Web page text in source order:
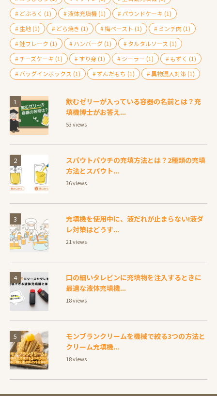
どぶろく (1) 液体充填機(1) パウンドケーキ (1)
生地(1) どら焼き (1) 梅ペースト (1) ミンチ肉(1)
鮭フレーク (1) ハンバーグ(1) タルタルソース (1)
チーズケーキ (1) すり身(1) シーラー (1) もずく (1)
バッグインボックス (1) ずんだもち (1) 異物混入対策(1)
飲むゼリーが入っている容器の名前とは？充
填機博士がお答え...
53 views
スパウトパウチの充填方法とは？2種類の充填
方法とスパウト...
36 views
充填機を使用中に、液だれが止まらない!液ダ
レ対策はどうす...
21 views
口の細いタレビンに充填物を注入するときに
最適な液体充填機...
18 views
モンブランクリームを機械で絞る3つの方法と
クリーム充填機...
18 views